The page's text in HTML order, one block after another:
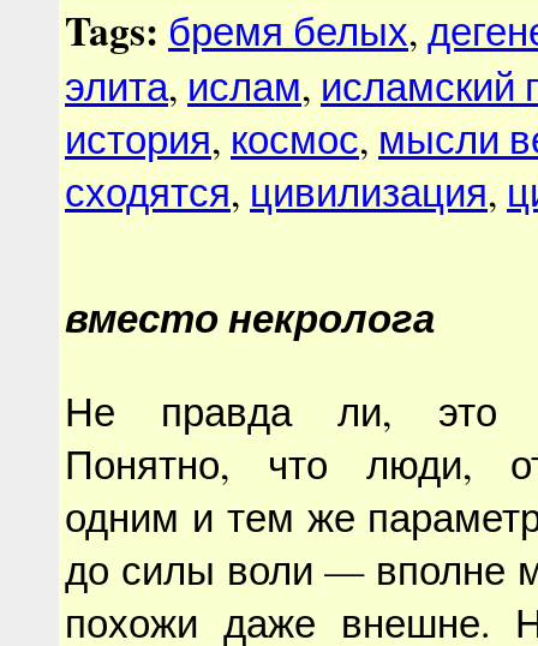
Tags: бремя белых,
элита, ислам, исламский
история, космос, мысли
сходятся, цивилизация,
вместо некролога
Не правда ли, это
Понятно, что люди,
одним и тем же
до силы воли — вполне
похожи даже внешне.